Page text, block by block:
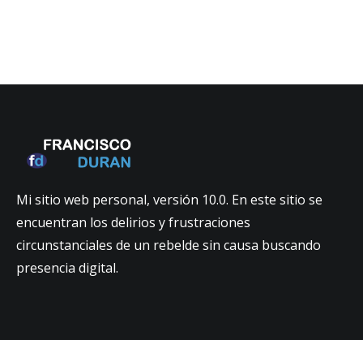
Mi sitio web personal, versión 10.0. En este sitio se
encuentran los delirios y frustraciones
circunstanciales de un rebelde sin causa buscando
presencia digital.